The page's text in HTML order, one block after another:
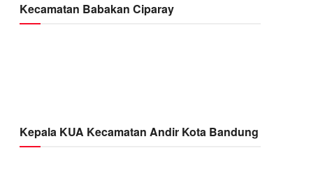
Kecamatan Babakan Ciparay
Kepala KUA Kecamatan Andir Kota Bandung